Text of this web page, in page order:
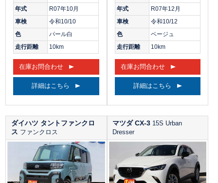
年式
R07年10月
車検
令和10/10
色
パール白
走行距離
10km
在庫お問合わせ
詳細はこちら
年式
R07年12月
車検
令和10/12
色
ベージュ
走行距離
10km
在庫お問合わせ
詳細はこちら
ダイハツ タントファンクロ
ス ファンクロス
マツダ CX-3 15S Urban
Dresser